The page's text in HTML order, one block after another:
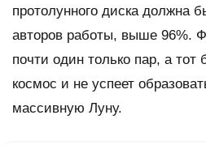
протолунного диска должна
авторов работы, выше 96%.
почти один только пар, а тот
космос и не успеет
массивную Луну.